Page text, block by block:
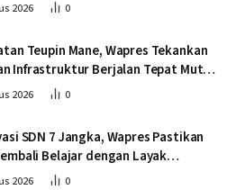
2026 0
Teupin Mane, Wapres Tekankan
Infrastruktur Berjalan Tepat Mutu
2026 0
SDN 7 Jangka, Wapres Pastikan
Belajar dengan Layak
2026 0